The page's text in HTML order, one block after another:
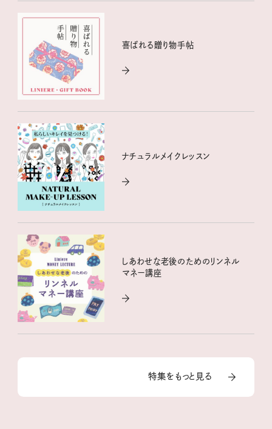
喜ばれる贈り物手帖
ナチュラルメイクレッスン
しあわせな老後のためのリンネル
マネー講座
特集をもっと見る